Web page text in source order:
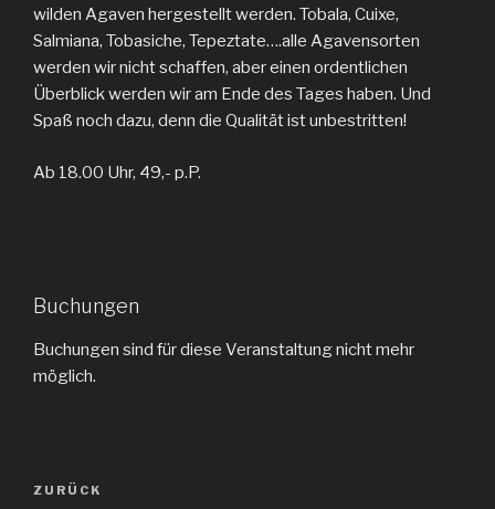
wilden Agaven hergestellt werden. Tobala, Cuixe,
Salmiana, Tobasiche, Tepeztate….alle Agavensorten
werden wir nicht schaffen, aber einen ordentlichen
Überblick werden wir am Ende des Tages haben. Und
Spaß noch dazu, denn die Qualität ist unbestritten!
Ab 18.00 Uhr, 49,- p.P.
Buchungen
Buchungen sind für diese Veranstaltung nicht mehr
möglich.
Beitragsnavigation
Vorheriger
ZURÜCK